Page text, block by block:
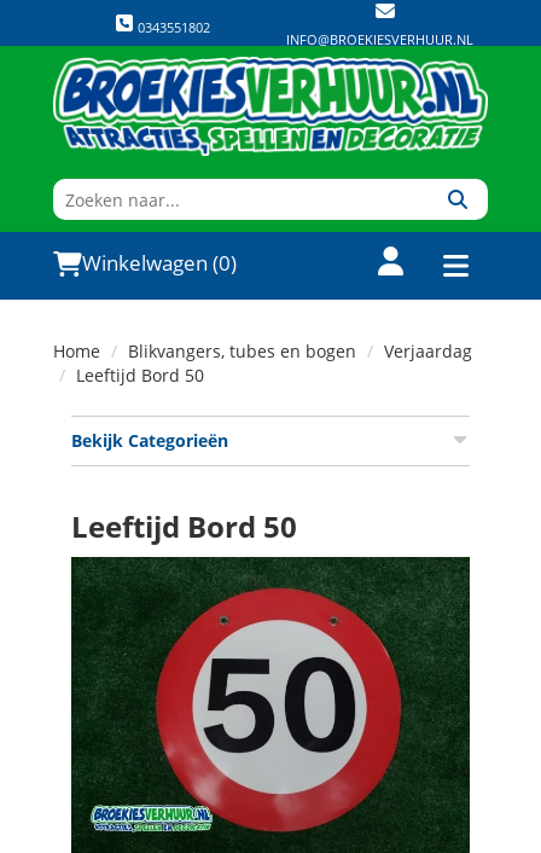
0343551802
INFO@BROEKIESVERHUUR.NL
Winkelwagen (0)
Home Blikvangers, tubes en bogen
Verjaardag
Leeftijd Bord 50
Bekijk Categorieën
Leeftijd Bord 50